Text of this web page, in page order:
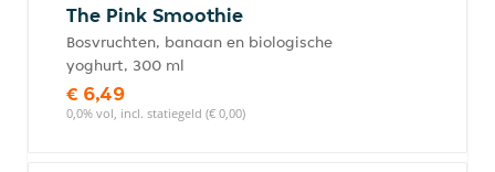
The Pink Smoothie
Bosvruchten, banaan en biologische
yoghurt, 300 ml
€ 6,49
0,0% vol, incl. statiegeld (€ 0,00)